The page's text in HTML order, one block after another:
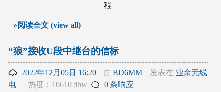
程
»阅读全文 (view all)
“狼”接收U段中继台的信标
2022年12月05日 16:20 由 BD6MM 发表在 业余无线
电
热度：10610 dbw 0 条响应